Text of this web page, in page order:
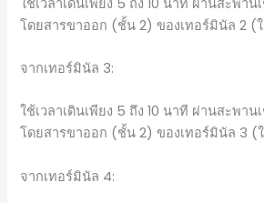
โดยสารขาออก (ชั้น 2) ของเทอร์มินัล 2 (ใ
จากเทอร์มินัล 3:
ใช้เวลาเดินเพียง 5 ถึง 10 นาที ผ่านสะพา
โดยสารขาออก (ชั้น 2) ของเทอร์มินัล 3 (ใ
จากเทอร์มินัล 4: